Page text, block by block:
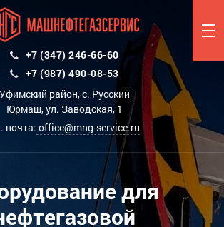
+7 (347) 246-66-60
+7 (987) 490-08-53
Уфимский район, с. Русский
Юрмаш, ул. Заводская, 1
почта: office@mng-service.ru
для